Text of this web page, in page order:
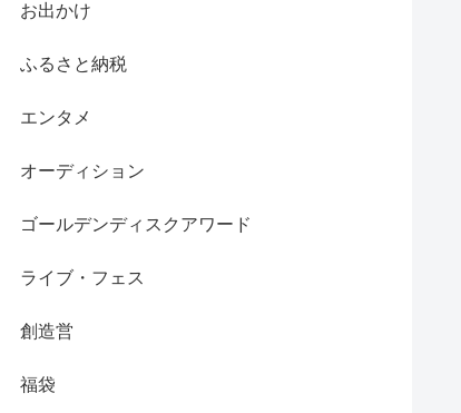
お出かけ
ふるさと納税
エンタメ
オーディション
ゴールデンディスクアワード
ライブ・フェス
創造営
福袋